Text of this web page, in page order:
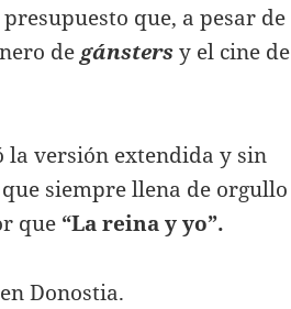
que, a pesar de
de gánstersy el cine de
versión extendida y sin
siempre llena de orgullo
que “La reina y yo”.
Donostia.